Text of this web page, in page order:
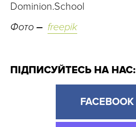
Dominion.School
Фото – freepik
ПІДПИСУЙТЕСЬ НА НАС:
FACEBOOK